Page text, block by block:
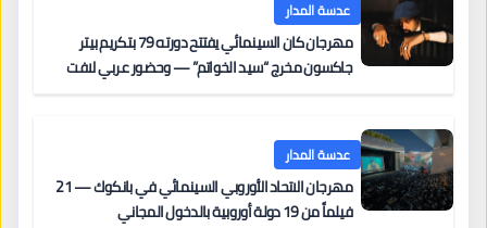
عدسة المدار
مهرجان كان السينمائي يفتتح دورته 79 بتكريم بيتر
جاكسون مخرج “سيد الخواتم” — وحضور عربي لافت
عدسة المدار
مهرجان الاتحاد الأوروبي السينمائي في بانكوك — 21
فيلماً من 19 دولة أوروبية بالدخول المجاني